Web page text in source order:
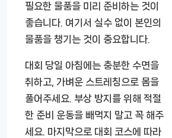
필요한 물품을 미리 준비하는 것이
좋습니다. 여기서 실수 없이 본인의
물품을 챙기는 것이 중요합니다.
대회 당일 아침에는 충분한 수면을
취하고, 가벼운 스트레칭으로 몸을
풀어주세요. 부상 방지를 위해 적절
한 준비 운동을 빼먹지 말고 꼭 해주
세요. 마지막으로 대회 코스에 따라